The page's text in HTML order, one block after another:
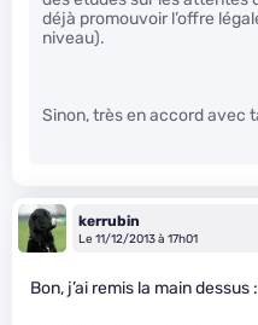
déjà promouvoir l’offre
niveau).
Sinon, très en accord avec
kerrubin
Le 11/12/2013 à 17h01
Bon, j’ai remis la main dessus :